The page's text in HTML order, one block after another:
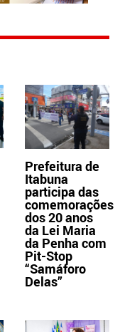
Prefeitura de
Itabuna
participa das
comemorações
dos 20 anos
da Lei Maria
da Penha com
Pit-Stop
“Samáforo
Delas”